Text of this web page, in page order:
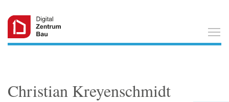
Christian Kreyenschmidt